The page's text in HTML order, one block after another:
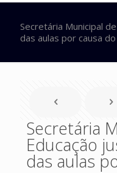
Secretária Municipal
das aulas por causa do
Secretária
Educação
das aulas